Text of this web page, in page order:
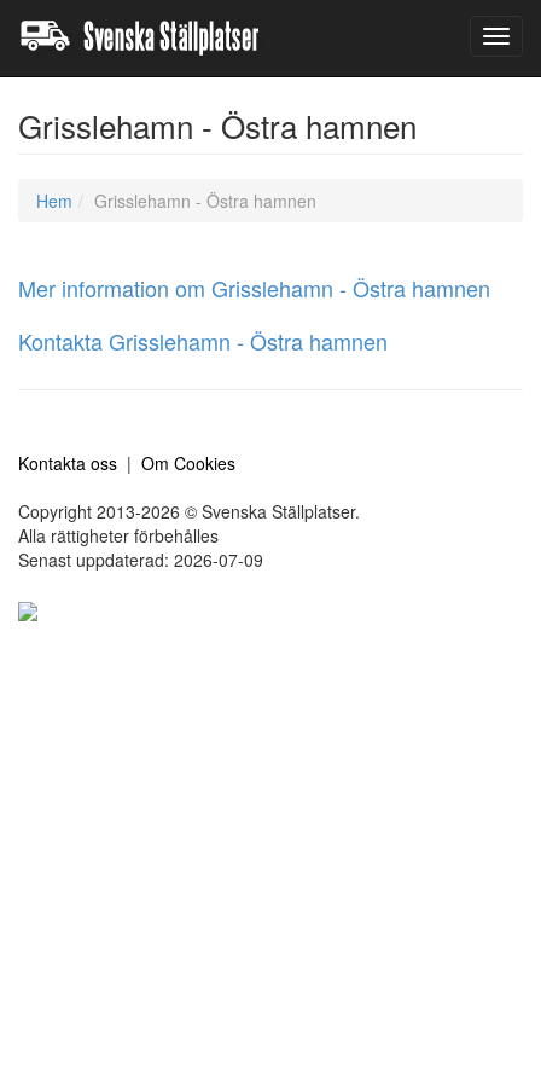
Grisslehamn - Östra hamnen
Hem Grisslehamn - Östra hamnen
Mer information om Grisslehamn - Östra hamnen
Kontakta Grisslehamn - Östra hamnen
Kontakta oss | Om Cookies
Copyright 2013-2026 © Svenska Ställplatser.
Alla rättigheter förbehålles
Senast uppdaterad: 2026-07-09